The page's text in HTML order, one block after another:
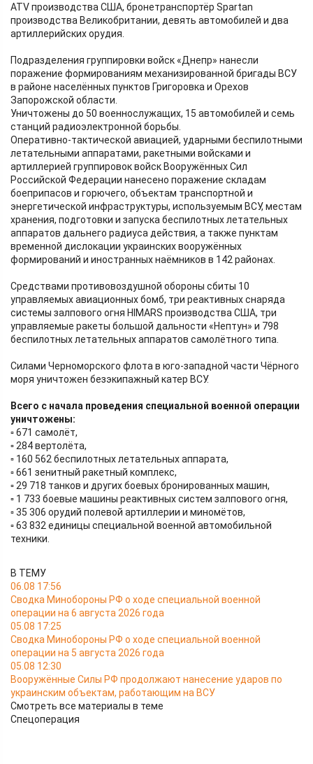
ATV производства США, бронетранспортёр Spartan
производства Великобритании, девять автомобилей и два
артиллерийских орудия.
Подразделения группировки войск «Днепр» нанесли
поражение формированиям механизированной бригады ВСУ
в районе населённых пунктов Григоровка и Орехов
Запорожской области.
Уничтожены до 50 военнослужащих, 15 автомобилей и семь
станций радиоэлектронной борьбы.
Оперативно-тактической авиацией, ударными беспилотными
летательными аппаратами, ракетными войсками и
артиллерией группировок войск Вооружённых Сил
Российской Федерации нанесено поражение складам
боеприпасов и горючего, объектам транспортной и
энергетической инфраструктуры, используемым ВСУ, местам
хранения, подготовки и запуска беспилотных летательных
аппаратов дальнего радиуса действия, а также пунктам
временной дислокации украинских вооружённых
формирований и иностранных наёмников в 142 районах.
Средствами противовоздушной обороны сбиты 10
управляемых авиационных бомб, три реактивных снаряда
системы залпового огня HIMARS производства США, три
управляемые ракеты большой дальности «Нептун» и 798
беспилотных летательных аппаратов самолётного типа.
Силами Черноморского флота в юго-западной части Чёрного
моря уничтожен безэкипажный катер ВСУ.
Всего с начала проведения специальной военной операции
уничтожены:
▫️ 671 самолёт,
▫️ 284 вертолёта,
▫️ 160 562 беспилотных летательных аппарата,
▫️ 661 зенитный ракетный комплекс,
▫️ 29 718 танков и других боевых бронированных машин,
▫️ 1 733 боевые машины реактивных систем залпового огня,
▫️ 35 306 орудий полевой артиллерии и миномётов,
▫️ 63 832 единицы специальной военной автомобильной
техники.
В ТЕМУ
06.08 17:56
Сводка Минобороны РФ о ходе специальной военной
операции на 6 августа 2026 года
05.08 17:25
Сводка Минобороны РФ о ходе специальной военной
операции на 5 августа 2026 года
05.08 12:30
Вооружённые Силы РФ продолжают нанесение ударов по
украинским объектам, работающим на ВСУ
Смотреть все материалы в теме
Спецоперация